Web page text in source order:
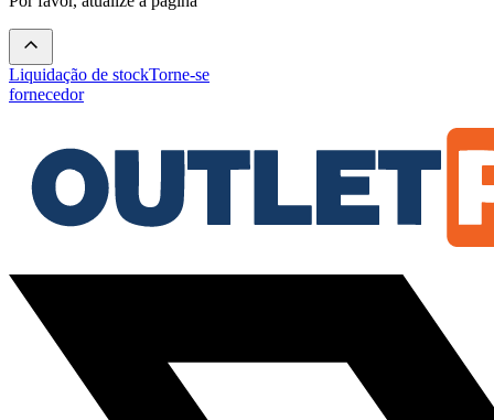
Liquidação de stockTorne-se
fornecedor